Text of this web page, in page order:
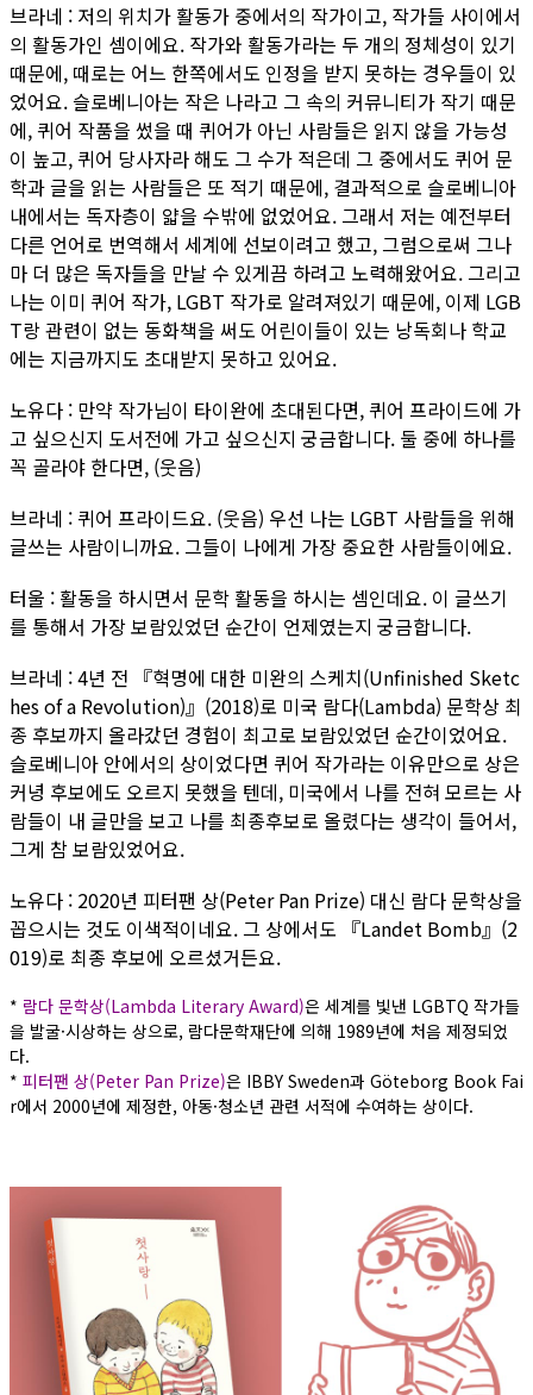
브라네 : 저의 위치가 활동가 중에서의 작가이고, 작가들 사이에서
의 활동가인 셈이에요. 작가와 활동가라는 두 개의 정체성이 있기
때문에, 때로는 어느 한쪽에서도 인정을 받지 못하는 경우들이 있
었어요. 슬로베니아는 작은 나라고 그 속의 커뮤니티가 작기 때문
에, 퀴어 작품을 썼을 때 퀴어가 아닌 사람들은 읽지 않을 가능성
이 높고, 퀴어 당사자라 해도 그 수가 적은데 그 중에서도 퀴어 문
학과 글을 읽는 사람들은 또 적기 때문에, 결과적으로 슬로베니아
내에서는 독자층이 얇을 수밖에 없었어요. 그래서 저는 예전부터
다른 언어로 번역해서 세계에 선보이려고 했고, 그럼으로써 그나
마 더 많은 독자들을 만날 수 있게끔 하려고 노력해왔어요. 그리고
나는 이미 퀴어 작가, LGBT 작가로 알려져있기 때문에, 이제 LGB
T랑 관련이 없는 동화책을 써도 어린이들이 있는 낭독회나 학교
에는 지금까지도 초대받지 못하고 있어요.
노유다 : 만약 작가님이 타이완에 초대된다면, 퀴어 프라이드에 가
고 싶으신지 도서전에 가고 싶으신지 궁금합니다. 둘 중에 하나를
꼭 골라야 한다면, (웃음)
브라네 : 퀴어 프라이드요. (웃음) 우선 나는 LGBT 사람들을 위해
글쓰는 사람이니까요. 그들이 나에게 가장 중요한 사람들이에요.
터울 : 활동을 하시면서 문학 활동을 하시는 셈인데요. 이 글쓰기
를 통해서 가장 보람있었던 순간이 언제였는지 궁금합니다.
브라네 : 4년 전 『혁명에 대한 미완의 스케치(Unfinished Sketc
hes of a Revolution)』(2018)로 미국 람다(Lambda) 문학상 최
종 후보까지 올라갔던 경험이 최고로 보람있었던 순간이었어요.
슬로베니아 안에서의 상이었다면 퀴어 작가라는 이유만으로 상은
커녕 후보에도 오르지 못했을 텐데, 미국에서 나를 전혀 모르는 사
람들이 내 글만을 보고 나를 최종후보로 올렸다는 생각이 들어서,
그게 참 보람있었어요.
노유다 : 2020년 피터팬 상(Peter Pan Prize) 대신 람다 문학상을
꼽으시는 것도 이색적이네요. 그 상에서도 『Landet Bomb』(2
019)로 최종 후보에 오르셨거든요.
* 람다 문학상(Lambda Literary Award)은 세계를 빛낸 LGBTQ 작가들
을 발굴·시상하는 상으로, 람다문학재단에 의해 1989년에 처음 제정되었
다.
* 피터팬 상(Peter Pan Prize)은 IBBY Sweden과 Göteborg Book Fai
r에서 2000년에 제정한, 아동·청소년 관련 서적에 수여하는 상이다.